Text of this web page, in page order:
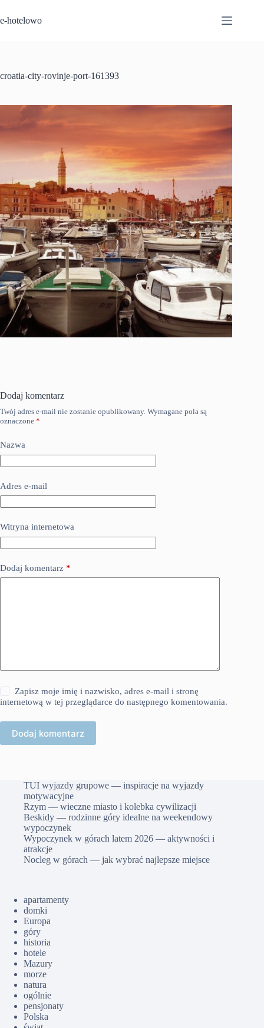
do
treści
e-hotelowo
croatia-city-rovinje-port-161393
Dodaj komentarz
Twój adres e-mail nie zostanie opublikowany. Wymagane pola są
oznaczone *
Nazwa
Adres e-mail
Witryna internetowa
Dodaj komentarz *
Zapisz moje imię i nazwisko, adres e-mail i stronę
internetową w tej przeglądarce do następnego komentowania.
Dodaj komentarz
TUI wyjazdy grupowe — inspiracje na wyjazdy
motywacyjne
Rzym — wieczne miasto i kolebka cywilizacji
Beskidy — rodzinne góry idealne na weekendowy
wypoczynek
Wypoczynek w górach latem 2026 — aktywności i
atrakcje
Nocleg w górach — jak wybrać najlepsze miejsce
apartamenty
domki
Europa
góry
historia
hotele
Mazury
morze
natura
ogólnie
pensjonaty
Polska